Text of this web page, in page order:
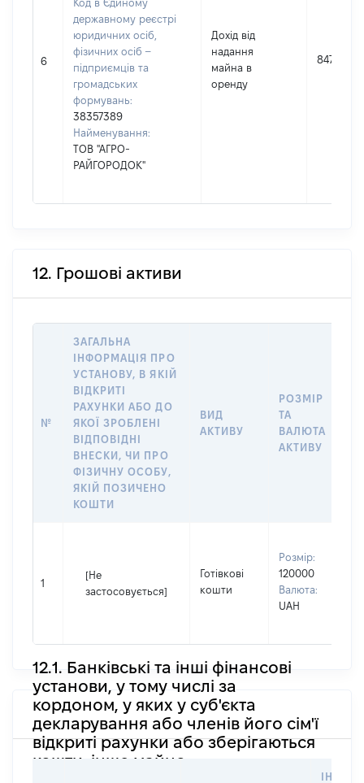
6
Код в Єдиному
державному реєстрі
юридичних осіб,
фізичних осіб –
підприємців та
громадських
формувань:
38357389
Найменування:
ТОВ "АГРО-
РАЙГОРОДОК"
Дохід від
надання
майна в
оренду
8474
12. Грошові активи
№
ЗАГАЛЬНА
ІНФОРМАЦІЯ ПРО
УСТАНОВУ, В ЯКІЙ
ВІДКРИТІ
РАХУНКИ АБО ДО
ЯКОЇ ЗРОБЛЕНІ
ВІДПОВІДНІ
ВНЕСКИ, ЧИ ПРО
ФІЗИЧНУ ОСОБУ,
ЯКІЙ ПОЗИЧЕНО
КОШТИ
ВИД
АКТИВУ
РОЗМІР
ТА
ВАЛЮТА
АКТИВУ
1
[Не
застосовується]
Готівкові
кошти
Розмір:
120000
Валюта:
UAH
12.1. Банківські та інші фінансові
установи, у тому числі за
кордоном, у яких у суб'єкта
декларування або членів його сім'ї
відкриті рахунки або зберігаються
кошти, інше майно